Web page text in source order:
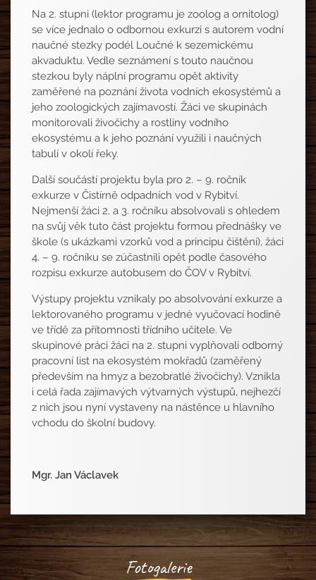
Na 2. stupni (lektor programu je zoolog a ornitolog)
se více jednalo o odbornou exkurzi s autorem vodní
naučné stezky podél Loučné k sezemickému
akvaduktu. Vedle seznámení s touto naučnou
stezkou byly náplní programu opět aktivity
zaměřené na poznání života vodních ekosystémů a
jeho zoologických zajímavostí. Žáci ve skupinách
monitorovali živočichy a rostliny vodního
ekosystému a k jeho poznání využili i naučných
tabulí v okolí řeky.
Další součástí projektu byla pro 2. – 9. ročník
exkurze v Čistírně odpadních vod v Rybitví.
Nejmenší žáci 2. a 3. ročníku absolvovali s ohledem
na svůj věk tuto část projektu formou přednášky ve
škole (s ukázkami vzorků vod a principu čištění), žáci
4. – 9. ročníku se zúčastnili opět podle časového
rozpisu exkurze autobusem do ČOV v Rybitví.
Výstupy projektu vznikaly po absolvování exkurze a
lektorovaného programu v jedné vyučovací hodině
ve třídě za přítomnosti třídního učitele. Ve
skupinové práci žáci na 2. stupni vyplňovali odborný
pracovní list na ekosystém mokřadů (zaměřený
především na hmyz a bezobratlé živočichy). Vznikla
i celá řada zajímavých výtvarných výstupů, nejhezčí
z nich jsou nyní vystaveny na nástěnce u hlavního
vchodu do školní budovy.
Mgr. Jan Václavek
Fotogalerie